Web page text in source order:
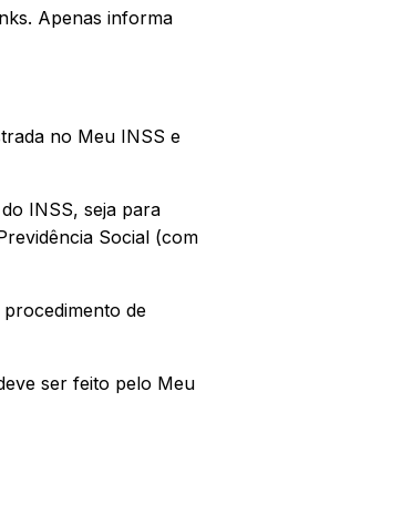
Apenas informa
no Meu INSS e
INSS, seja para
Social (com
de
ser feito pelo Meu